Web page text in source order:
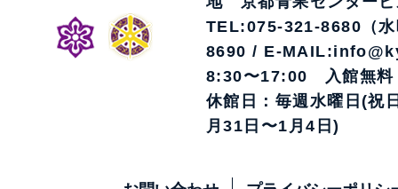
TEL:075-321-8680（
8690 / E-
8:30〜17:00 入館無料
休館日：毎週水曜日(祝
月31日〜1月4日)